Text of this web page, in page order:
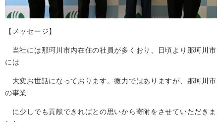
【メッセージ】
当社には那珂川市内在住の社員が多くおり、日頃より那珂川市
には
大変お世話になっております。微力ではありますが、那珂川市
の事業
に少しでも貢献できればとの思いから寄附をさせていただきま